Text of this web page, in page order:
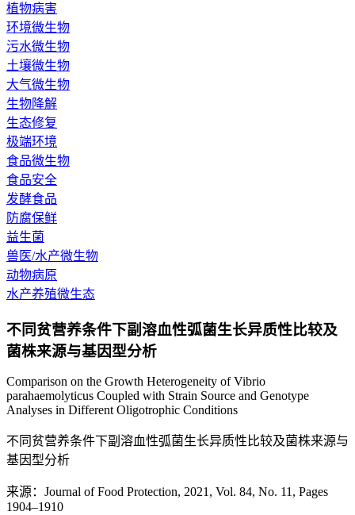
植物病害
环境微生物
污水微生物
土壤微生物
大气微生物
生物降解
生态修复
极端环境
食品微生物
食品安全
发酵食品
防腐保鲜
益生菌
兽医/水产微生物
动物病原
水产养殖微生态
不同贫营养条件下副溶血性弧菌生长异质性比较及
菌株来源与基因型分析
Comparison on the Growth Heterogeneity of Vibrio
parahaemolyticus Coupled with Strain Source and Genotype
Analyses in Different Oligotrophic Conditions
不同贫营养条件下副溶血性弧菌生长异质性比较及菌株来源与
基因型分析
来源：Journal of Food Protection, 2021, Vol. 84, No. 11, Pages
1904–1910